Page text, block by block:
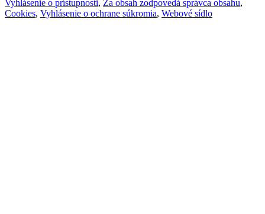
Vyhlásenie o prístupnosti, Za obsah zodpovedá správca obsahu,
Cookies, Vyhlásenie o ochrane súkromia, Webové sídlo